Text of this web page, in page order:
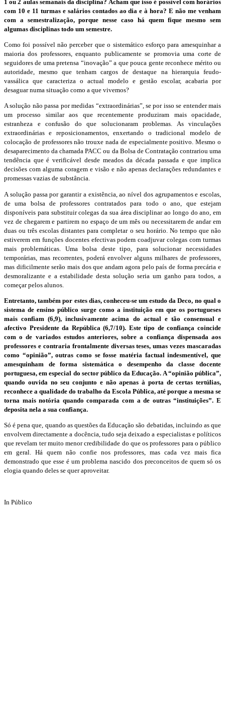
1 ou 2 aulas semanais da disciplina? Acham que isso é possível com horários
com 10 e 11 turmas e salários contados ao dia e à hora? E não me venham
com a semestralização, porque nesse caso há quem fique mesmo sem
algumas disciplinas todo um semestre.
Como foi possível não perceber que o sistemático esforço para amesquinhar a
maioria dos professores, enquanto publicamente se promovia uma corte de
seguidores de uma pretensa “inovação” a que pouca gente reconhece mérito ou
autoridade, mesmo que tenham cargos de destaque na hierarquia feudo-
vassálica que caracteriza o actual modelo e gestão escolar, acabaria por
desaguar numa situação como a que vivemos?
A solução não passa por medidas “extraordinárias”, se por isso se entender mais
um processo similar aos que recentemente produziram mais opacidade,
estranheza e confusão do que solucionaram problemas. As vinculações
extraordinárias e reposicionamentos, enxertando o tradicional modelo de
colocação de professores não trouxe nada de especialmente positivo. Mesmo o
desaparecimento da chamada PACC ou da Bolsa de Contratação contrariou uma
tendência que é verificável desde meados da década passada e que implica
decisões com alguma coragem e visão e não apenas declarações redundantes e
promessas vazias de substância.
A solução passa por garantir a existência, ao nível dos agrupamentos e escolas,
de uma bolsa de professores contratados para todo o ano, que estejam
disponíveis para substituir colegas da sua área disciplinar ao longo do ano, em
vez de chegarem e partirem no espaço de um mês ou necessitarem de andar em
duas ou três escolas distantes para completar o seu horário. No tempo que não
estiverem em funções docentes efectivas podem coadjuvar colegas com turmas
mais problemáticas. Uma bolsa deste tipo, para solucionar necessidades
temporárias, mas recorrentes, poderá envolver alguns milhares de professores,
mas dificilmente serão mais dos que andam agora pelo país de forma precária e
desmoralizante e a estabilidade desta solução seria um ganho para todos, a
começar pelos alunos.
Entretanto, também por estes dias, conheceu-se um estudo da Deco, no qual o
sistema de ensino público surge como a instituição em que os portugueses
mais confiam (6,9), inclusivamente acima do actual e tão consensual e
afectivo Presidente da República (6,7/10). Este tipo de confiança coincide
com o de variados estudos anteriores, sobre a confiança dispensada aos
professores e contraria frontalmente diversas teses, umas vezes mascaradas
como “opinião”, outras como se fosse matéria factual indesmentível, que
amesquinham de forma sistemática o desempenho da classe docente
portuguesa, em especial do sector público da Educação. A “opinião pública”,
quando ouvida no seu conjunto e não apenas à porta de certas tertúlias,
reconhece a qualidade do trabalho da Escola Pública, até porque a mesma se
torna mais notória quando comparada com a de outras “instituições”. E
deposita nela a sua confiança.
Só é pena que, quando as questões da Educação são debatidas, incluindo as que
envolvem directamente a docência, tudo seja deixado a especialistas e políticos
que revelam ter muito menor credibilidade do que os professores para o público
em geral. Há quem não confie nos professores, mas cada vez mais fica
demonstrado que esse é um problema nascido dos preconceitos de quem só os
elogia quando deles se quer aproveitar.
In Público